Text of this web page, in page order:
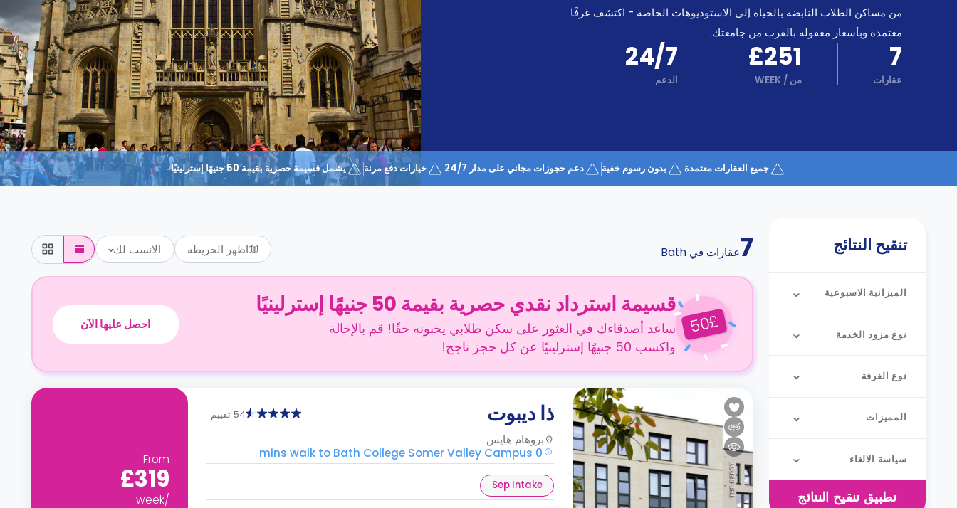
المساعدة
تعمل؟
من مساكن الطلاب النابضة بالحياة إلى الاستوديوهات الخاصة - اكتشف غرفًا
معتمدة وبأسعار معقولة بالقرب من جامعتك.
7
عقارات
£251
من /
WEEK
24/7
الدعم
جميع العقارات معتمدة بدون رسوم خفية دعم حجوزات مجاني على مدار 24/7 خيارات دفع مرنة يشمل قسيمة حصرية بقيمة 50 جنيهًا إسترلينيًا
تنقيح النتائج
الميزانية الاسبوعية
نوع مزود الخدمة
نوع الغرفة
المميزات
سياسة الالغاء
تطبيق تنقيح النتائج
7عقارات في Bath اظهر الخريطة الانسب لك
£
50
قسيمة استرداد نقدي حصرية بقيمة 50 جنيهًا إسترلينيًا
ساعد أصدقاءك في العثور على سكن طلابي يحبونه حقًا! قم بالإحالة
واكسب 50 جنيهًا إسترلينيًا عن كل حجز ناجح!
احصل عليها الآن
ذا ديبوت 54 تقييم
بروهام هايس
0 mins walk to Bath College Somer Valley Campus
Sep Intake
From
£319
/week